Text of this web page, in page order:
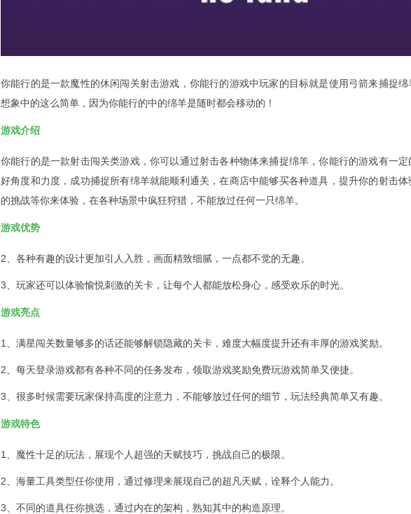
你能行的是一款魔性的休闲闯关射击游戏，你能行的游戏中玩家的目标就是使用弓箭来捕捉
想象中的这么简单，因为你能行的中的绵羊是随时都会移动的！
游戏介绍
你能行的是一款射击闯关类游戏，你可以通过射击各种物体来捕捉绵羊，你能行的游戏有一
好角度和力度，成功捕捉所有绵羊就能顺利通关，在商店中能够买各种道具，提升你的射击
的挑战等你来体验，在各种场景中疯狂狩猎，不能放过任何一只绵羊。
游戏优势
2、各种有趣的设计更加引人入胜，画面精致细腻，一点都不觉的无趣。
3、玩家还可以体验愉悦刺激的关卡，让每个人都能放松身心，感受欢乐的时光。
游戏亮点
1、满星闯关数量够多的话还能够解锁隐藏的关卡，难度大幅度提升还有丰厚的游戏奖励。
2、每天登录游戏都有各种不同的任务发布，领取游戏奖励免费玩游戏简单又便捷。
3、很多时候需要玩家保持高度的注意力，不能够放过任何的细节，玩法经典简单又有趣。
游戏特色
1、魔性十足的玩法，展现个人超强的天赋技巧，挑战自己的极限。
2、海量工具类型任你使用，通过修理来展现自己的超凡天赋，诠释个人能力。
3、不同的道具任你挑选，通过内在的架构，熟知其中的构造原理。